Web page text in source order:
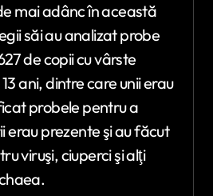
mai adânc în această
săi au analizat probe
de copii cu vârste
ani, dintre care unii erau
probele pentru a
erau prezente şi au făcut
viruşi, ciuperci şi alţi